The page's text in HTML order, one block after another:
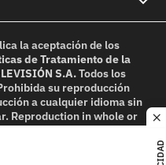
la aceptación de los
de Tratamiento de la
S.A.Todos los
su reproducción
a cualquier idioma sin
Reproduction in whole or
written permission is